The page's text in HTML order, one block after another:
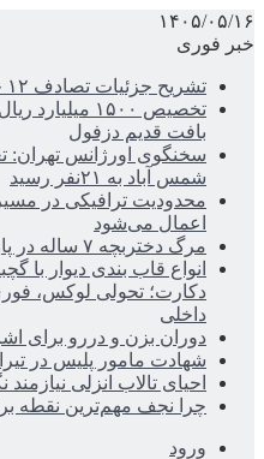
۱۴۰۵/۰۵/۱۶
خبر فوری
تشریح جزئیات تصادف ۱۲ خودرو با ۱۹ مصدوم
تخصیص ۱۵۰۰
بافت قدیم دزفول
سخنگوی اورژانس تهران:
شمس آباد به ۲۱نفر رسید
محدودیت ترافیکی در
اعمال می‌شود
مرگ دختربچه ۷ ساله در پارک اسلامشهر
انواع قاب بندی دیوار با
دکارت؛ تحولی لوکس،
داخلی
دوران بزن و دررو برای
شهادت مامور پلیس در
احیای تالاب انزلی نیازمند
چرا نجف مهم‌ترین نقطه
ورود